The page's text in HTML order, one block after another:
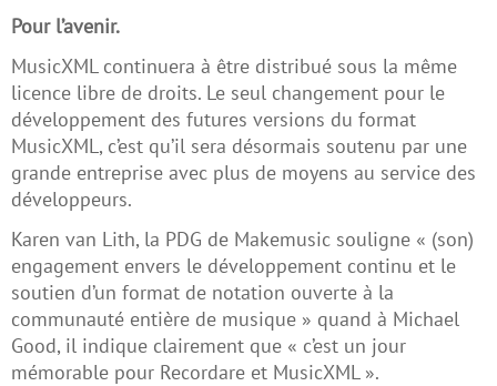
Pour l’avenir.
MusicXML continuera à être distribué sous la même
licence libre de droits. Le seul changement pour le
développement des futures versions du format
MusicXML, c’est qu’il sera désormais soutenu par une
grande entreprise avec plus de moyens au service des
développeurs.
Karen van Lith, la PDG de Makemusic souligne « (son)
engagement envers le développement continu et le
soutien d’un format de notation ouverte à la
communauté entière de musique » quand à Michael
Good, il indique clairement que « c’est un jour
mémorable pour Recordare et MusicXML ».